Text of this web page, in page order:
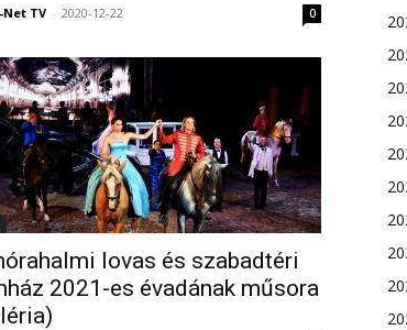
TV - 2020-12-22 0
lovas és szabadtéri
2021-es évadának műsora